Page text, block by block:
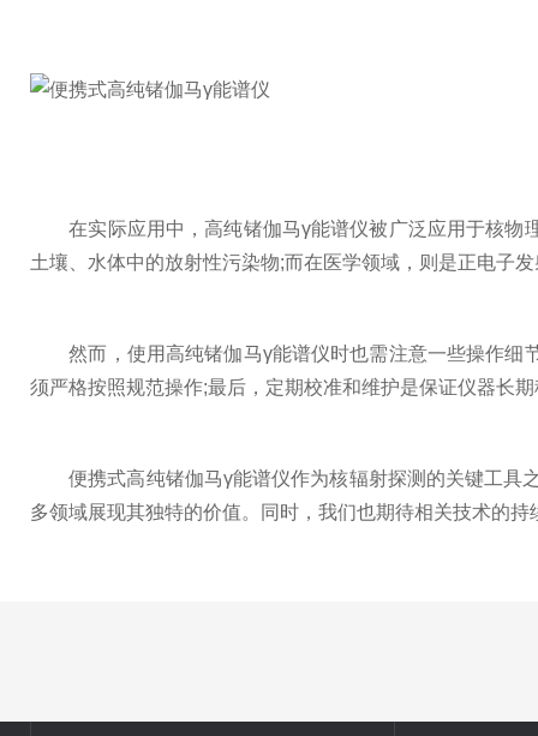
在实际应用中，高纯锗伽马γ能谱仪被广泛应用于核物
土壤、水体中的放射性污染物;而在医学领域，则是正电子
然而，使用高纯锗伽马γ能谱仪时也需注意一些操作细
须严格按照规范操作;最后，定期校准和维护是保证仪器长
便携式高纯锗伽马γ能谱仪作为核辐射探测的关键工具之
多领域展现其独特的价值。同时，我们也期待相关技术的